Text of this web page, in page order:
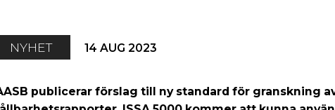
NYHET 14 AUG 2023
publicerar förslag till ny standard för granskning